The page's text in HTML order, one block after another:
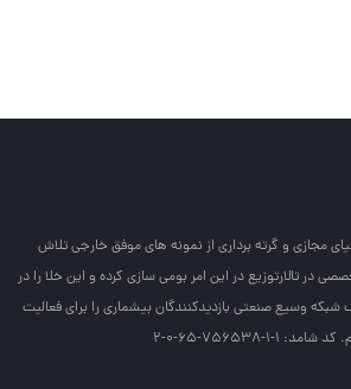
مجازي و گرته برداري از نمونه هاي موفق خارجي تلاش
در تالارتوزيع در اين امر بومي سازي كرده و اين خلا را در
شبكه وسيع صنعتي بازديدكنندگان بيشماري را براي فعاليت
756538-65-0-2